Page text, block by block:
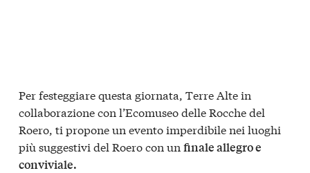
Per festeggiare questa giornata, Terre Alte in
collaborazione con l’Ecomuseo delle Rocche del
Roero, ti propone un evento imperdibile nei luoghi
più suggestivi del Roero con un finale allegro e
conviviale.